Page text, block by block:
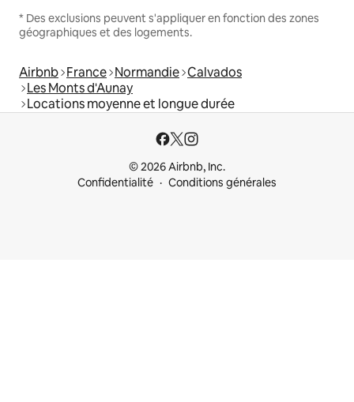
* Des exclusions peuvent s'appliquer en fonction des zones
géographiques et des logements.
Airbnb France Normandie Calvados
Les Monts d'Aunay
Locations moyenne et longue durée
© 2026 Airbnb, Inc.
Confidentialité
Conditions générales